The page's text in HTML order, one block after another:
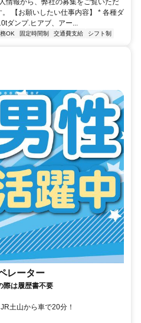
情報から、弊社の募集をご覧いただ
【お願いしたい仕事内容】 * 各種ダ
ダンプ.ヒアブ、アー...
OK 固定時間制 交通費支給 シフト制
レーター
際は履歴書不要
交通アクセス 最寄駅：JR土山 JR土山から車で20分！